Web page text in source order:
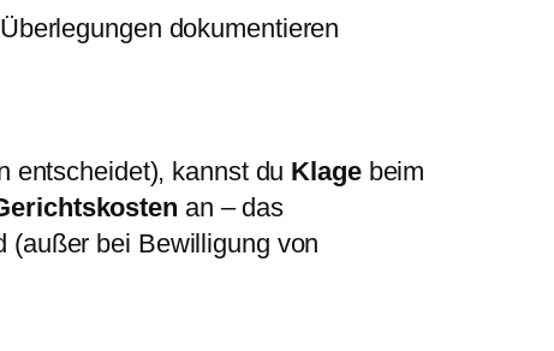
dokumentieren
entscheidet), kannst du Klagebeim
an – das
(außer bei Bewilligung von